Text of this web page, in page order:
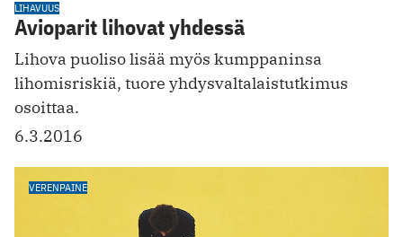
LIHAVUUS
Avioparit lihovat yhdessä
Lihova puoliso lisää myös kumppaninsa
lihomisriskiä, tuore yhdysvaltalaistutkimus
osoittaa.
6.3.2016
VERENPAINE